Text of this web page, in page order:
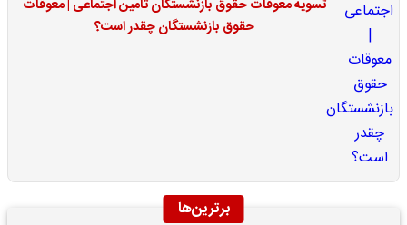
تسویه معوقات حقوق بازنشستگان تامین اجتماعی | معوقات
حقوق بازنشستگان چقدر است؟
برترین‌ها